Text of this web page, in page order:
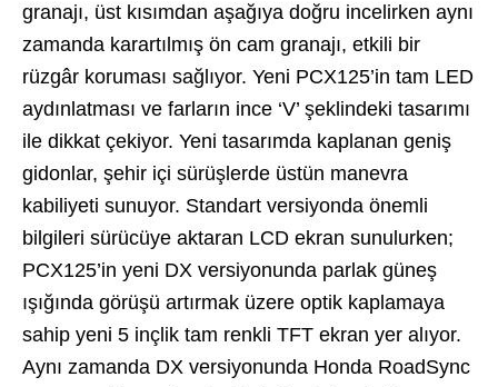
granajı, üst kısımdan aşağıya doğru incelirken aynı
zamanda karartılmış ön cam granajı, etkili bir
rüzgâr koruması sağlıyor. Yeni PCX125’in tam LED
aydınlatması ve farların ince ‘V’ şeklindeki tasarımı
ile dikkat çekiyor. Yeni tasarımda kaplanan geniş
gidonlar, şehir içi sürüşlerde üstün manevra
kabiliyeti sunuyor. Standart versiyonda önemli
bilgileri sürücüye aktaran LCD ekran sunulurken;
PCX125’in yeni DX versiyonunda parlak güneş
ışığında görüşü artırmak üzere optik kaplamaya
sahip yeni 5 inçlik tam renkli TFT ekran yer alıyor.
Aynı zamanda DX versiyonunda Honda RoadSync